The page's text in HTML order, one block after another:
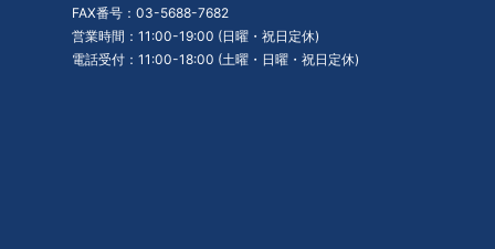
FAX番号：03-5688-7682
営業時間：11:00-19:00 (日曜・祝日定休)
電話受付：11:00-18:00 (土曜・日曜・祝日定休)